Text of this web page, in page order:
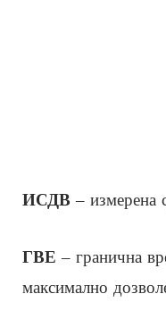
ИСДВ – измерена
ГВЕ – гранична
максимално